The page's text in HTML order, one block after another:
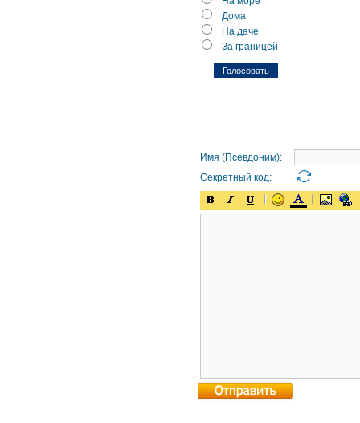
Дома
На даче
За границей
Имя (Псевдоним):
Секретный код: